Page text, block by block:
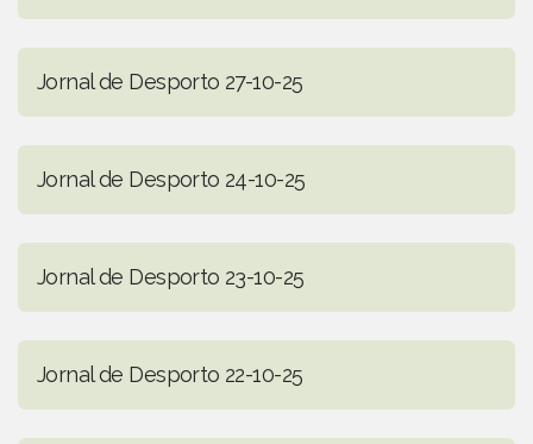
Jornal de Desporto 27-10-25
Jornal de Desporto 24-10-25
Jornal de Desporto 23-10-25
Jornal de Desporto 22-10-25